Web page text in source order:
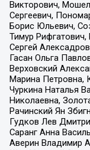
Викторович,
Сергеевич,
Борис Юльевич,
Тимур
Сергей
Гасан Ольга
Верховский
Марина Петровна,
Чуркина Наталья
Николаевна,
Рачинский Ян
Гудков Лев
Саранг Анна
Аверин Владимир